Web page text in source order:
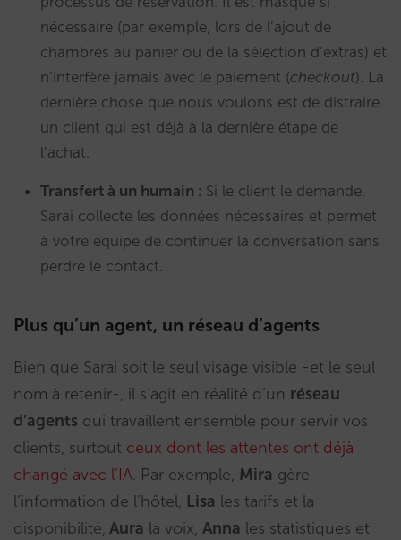
nécessaire (par exemple, lors de l’ajout de
chambres au panier ou de la sélection d’extras) et
n’interfère jamais avec le paiement (checkout). La
dernière chose que nous voulons est de distraire
un client qui est déjà à la dernière étape de
l’achat.
Transfert à un humain : Si le client le demande,
Sarai collecte les données nécessaires et permet
à votre équipe de continuer la conversation sans
perdre le contact.
Plus qu’un agent, un réseau d’agents
Bien que Sarai soit le seul visage visible -et le seul
nom à retenir-, il s’agit en réalité d’un réseau
d’agents qui travaillent ensemble pour servir vos
clients, surtout ceux dont les attentes ont déjà
changé avec l’IA. Par exemple, Mira gère
l’information de l’hôtel, Lisa les tarifs et la
disponibilité, Aura la voix, Anna les statistiques et